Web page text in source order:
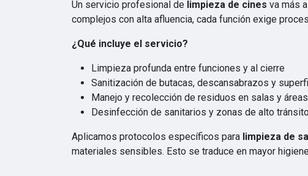
Un servicio profesional de limpieza de cines va más
complejos con alta afluencia, cada función exige
¿Qué incluye el servicio?
Limpieza profunda entre funciones y al cierre
Sanitización de butacas, descansabrazos y
Manejo y recolección de residuos en salas y
Desinfección de sanitarios y zonas de alto
Aplicamos protocolos específicos para limpieza de
materiales sensibles. Esto se traduce en mayor